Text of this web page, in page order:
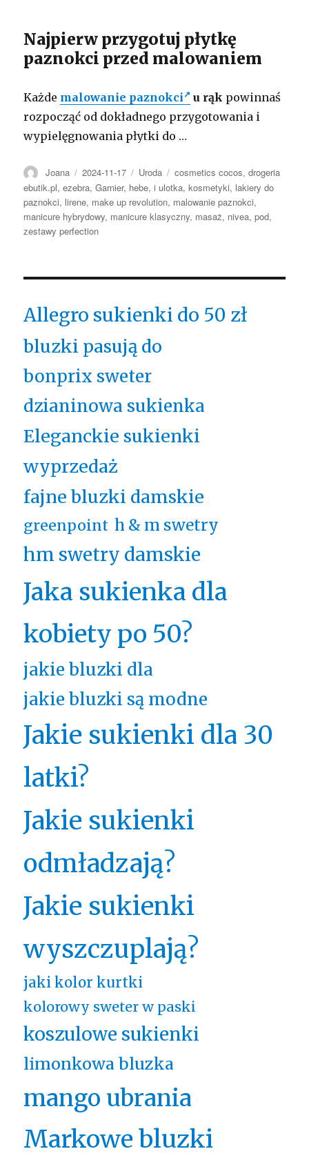
Najpierw przygotuj płytkę
paznokci przed malowaniem
Każde malowanie paznokci u rąk powinnaś
rozpocząć od dokładnego przygotowania i
wypielęgnowania płytki do …
Autor
Joana Opublikowano
2024-11-17 Kategorie
Uroda Tagi
cosmetics cocos,drogeria
ebutik.pl,ezebra,Garnier, hebe,i ulotka,kosmetyki, lakiery do
paznokci, lirene, make up revolution, malowanie paznokci,
manicure hybrydowy, manicure klasyczny, masaż, nivea,pod,
zestawy perfection
Allegro sukienki do 50 zł
bluzki pasują do
bonprix sweter
dzianinowa sukienka
Eleganckie sukienki
wyprzedaż
fajne bluzki damskie
greenpoint h & m swetry
hm swetry damskie
Jaka sukienka dla
kobiety po 50?
jakie bluzki dla
jakie bluzki są modne
Jakie sukienki dla 30
latki?
Jakie sukienki
odmładzają?
Jakie sukienki
wyszczuplają?
jaki kolor kurtki
kolorowy sweter w paski
koszulowe sukienki
limonkowa bluzka
mango ubrania
Markowe bluzki